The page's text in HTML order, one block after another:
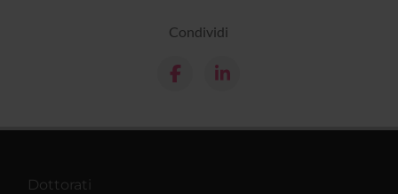
Condividi
Dottorati